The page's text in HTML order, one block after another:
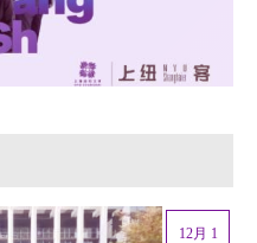
12月 1